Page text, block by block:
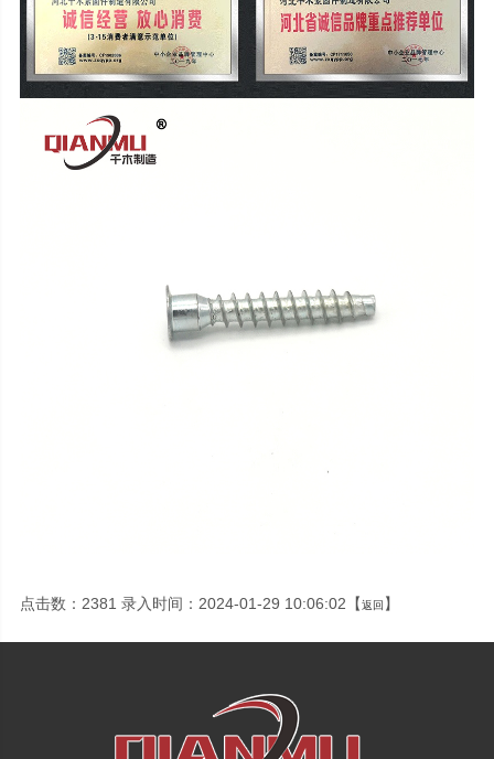
点击数：2381 录入时间：2024-01-29 10:06:02【返回 】